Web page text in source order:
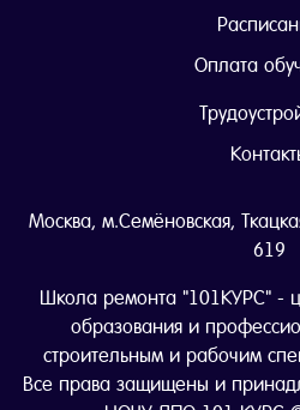
Оплата
Москва, м.Семёновская,
619
Школа ремонта "101КУРС" -
образования и
строительным и рабочим
Все права защищены и